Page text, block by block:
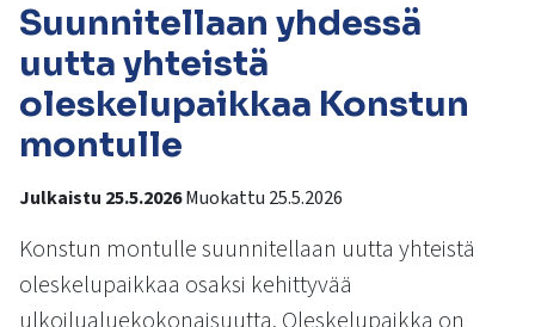
alasnuolilla.
Siirry
valittuun
hakutulokseen
painamalla
enteriä.
Kosketuslaitteiden
voivat
käyttää
Kulttuuri ja vapaa-aika
Kunta ja päätöksenteko
Työ ja yrittäminen
Suunnitellaan yhdessä
uutta yhteistä
oleskelupaikkaa Konstun
montulle
Julkaistu 25.5.2026Muokattu 25.5.2026
Konstun montulle suunnitellaan uutta yhteistä
oleskelupaikkaa osaksi kehittyvää